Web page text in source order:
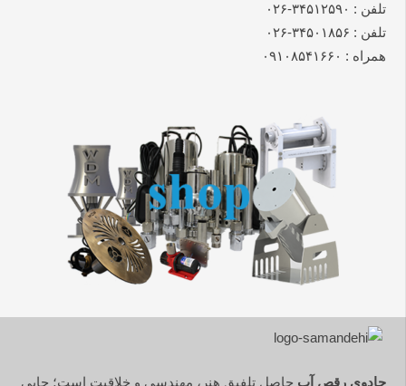
تلفن : ۳۴۵۱۲۵۹۰-۰۲۶
تلفن : ۳۴۵۰۱۸۵۶-۰۲۶
همراه : ۰۹۱۰۸۵۴۱۶۶۰
جادوی رقص آب حاصل تلفیق هنر، مهندسی و خلاقیت است؛ جایی